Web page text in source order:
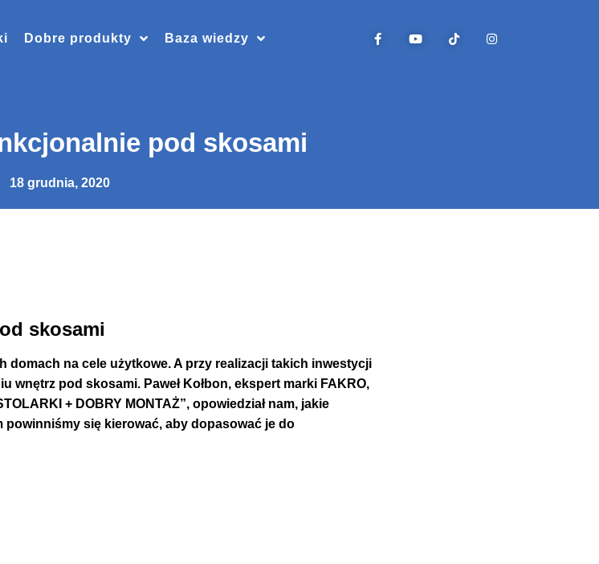
Dobre produkty Baza wiedzy
pod skosami
18 grudnia, 2020
skosami
domach na cele użytkowe. A przy realizacji takich inwestycji
wnętrz pod skosami. Paweł Kołbon, ekspert marki FAKRO,
+ DOBRY MONTAŻ”, opowiedział nam, jakie
powinniśmy się kierować, aby dopasować je do